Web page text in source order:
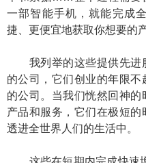
一部智能手机，就能完成
捷、更便宜地获取你想要的
我列举的这些提供先进
的公司，它们创业的年限
的公司。当我们恍然回神
产品和服务，它们在极短
透进全世界人们的生活中。